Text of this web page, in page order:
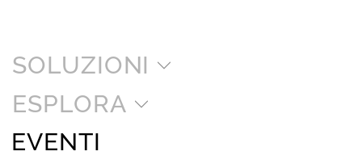
SOLUZIONI
ESPLORA
EVENTI